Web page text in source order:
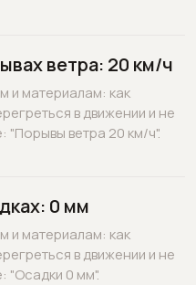
ветра: 20 км/ч
и материалам: как
в движении и не
"Порывы ветра 20 км/ч".
0 мм
и материалам: как
в движении и не
"Осадки 0 мм".